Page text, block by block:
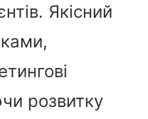
Якісний
розвитку